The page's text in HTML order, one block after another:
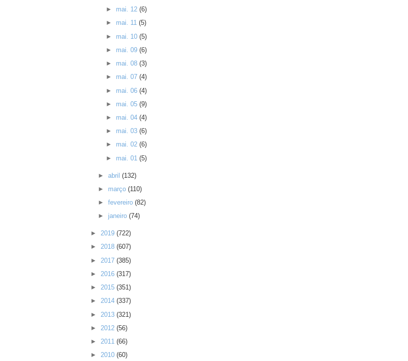
► mai. 12 (6)
► mai. 11 (5)
► mai. 10 (5)
► mai. 09 (6)
► mai. 08 (3)
► mai. 07 (4)
► mai. 06 (4)
► mai. 05 (9)
► mai. 04 (4)
► mai. 03 (6)
► mai. 02 (6)
► mai. 01 (5)
►abril(132)
► março(110)
►fevereiro(82)
► janeiro(74)
► 2019 (722)
► 2018 (607)
► 2017 (385)
► 2016 (317)
► 2015 (351)
► 2014 (337)
► 2013 (321)
► 2012 (56)
► 2011 (66)
► 2010 (60)